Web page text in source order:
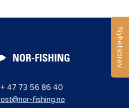
Nyhetsbrev
+ 47 73 56 86 40
fishing.no